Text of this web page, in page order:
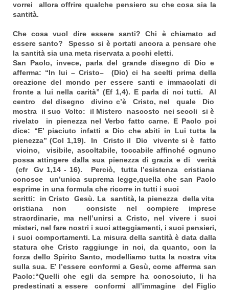
vorrei allora offrire qualche pensiero su che cosa sia la
santità.
Che cosa vuol dire essere santi? Chi è chiamato ad
essere santo?
Spesso si è portati ancora a pensare che
la santità sia una meta riservata a pochi eletti.
San Paolo, invece, parla del grande disegno di Dio e
afferma: “In lui – Cristo– (Dio) ci ha scelti prima della
creazione del mondo per essere santi e immacolati di
fronte a lui nella carità” (Ef 1,4). E parla di noi tutti. Al
centro del disegno divino c’è Cristo, nel quale Dio
mostra il suo Volto: il Mistero nascosto nei secoli si è
rivelato in pienezza nel Verbo fatto carne. E Paolo poi
dice: “E’ piaciuto infatti a Dio che abiti in Lui tutta la
pienezza” (Col 1,19). In Cristo il Dio vivente si è fatto
vicino, visibile, ascoltabile, toccabile affinché ognuno
possa attingere dalla sua pienezza di grazia e di verità
(cfr Gv 1,14 - 16). Perciò, tutta l’esistenza cristiana
conosce un’unica suprema legge,quella che san Paolo
esprime in una formula che ricorre in tutti i suoi
scritti: in Cristo Gesù. La santità, la pienezza della vita
cristiana non consiste nel compiere imprese
straordinarie, ma nell’unirsi a Cristo, nel vivere i suoi
misteri, nel fare nostri i suoi atteggiamenti, i suoi pensieri,
i suoi comportamenti. La misura della santità è data dalla
statura che Cristo raggiunge in noi, da quanto, con la
forza dello Spirito Santo, modelliamo tutta la nostra vita
sulla sua. E’ l’essere conformi a Gesù, come afferma san
Paolo:“Quelli che egli da sempre ha conosciuto, li ha
predestinati a essere conformi all’immagine del Figlio